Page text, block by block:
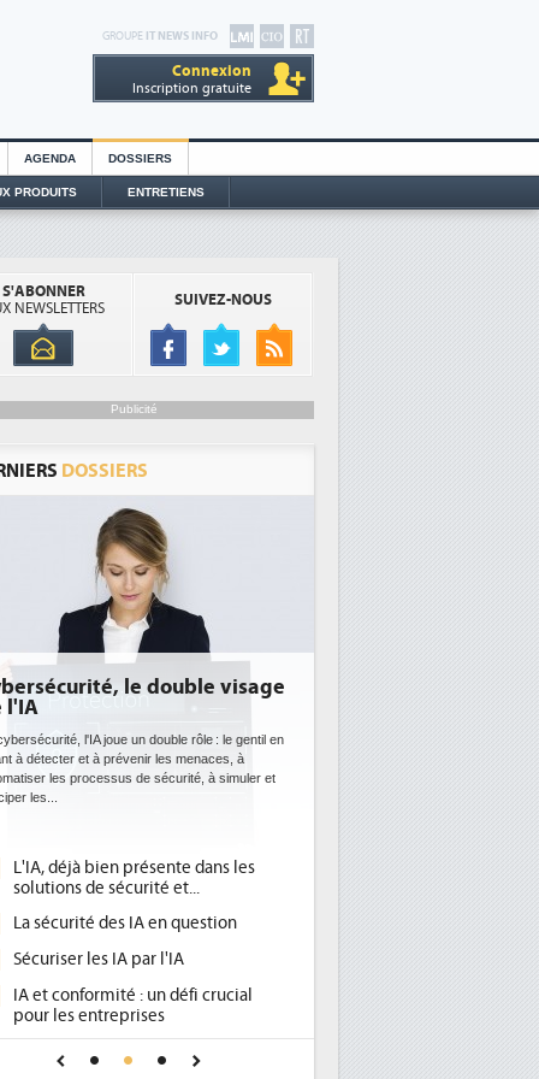
GROUPE IT NEWS INFO
Connexion
Inscription gratuite
AGENDA DOSSIERS
PRODUITS ENTRETIENS
S'ABONNER
NEWSLETTERS
SUIVEZ-NOUS
Publicité
DOSSIERS
l'efficacité énergétique
une obligation pour les
datacenters plus durables et plus efficaces, c'est
recherchent les pouvoirs publics européens
la mise en oeuvre de la nouvelle Directive sur
Qu'est-ce que la DEE (directive
d'efficacité énergétique) ?
DEE, une pression administrative
place pour répondre à...
Phocea DC dans les cordes pour la